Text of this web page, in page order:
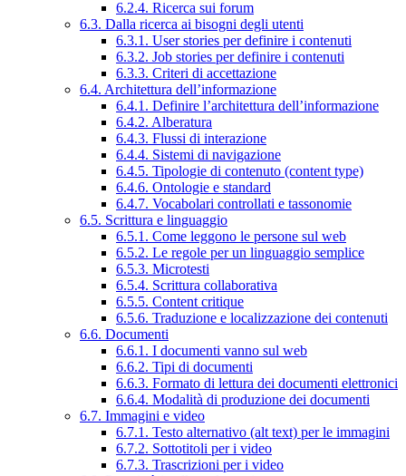
6.2.4. Ricerca sui forum
6.3. Dalla ricerca ai bisogni degli utenti
6.3.1. User stories per definire i contenuti
6.3.2. Job stories per definire i contenuti
6.3.3. Criteri di accettazione
6.4. Architettura dell’informazione
6.4.1. Definire l’architettura dell’informazione
6.4.2. Alberatura
6.4.3. Flussi di interazione
6.4.4. Sistemi di navigazione
6.4.5. Tipologie di contenuto (content type)
6.4.6. Ontologie e standard
6.4.7. Vocabolari controllati e tassonomie
6.5. Scrittura e linguaggio
6.5.1. Come leggono le persone sul web
6.5.2. Le regole per un linguaggio semplice
6.5.3. Microtesti
6.5.4. Scrittura collaborativa
6.5.5. Content critique
6.5.6. Traduzione e localizzazione dei contenuti
6.6. Documenti
6.6.1. I documenti vanno sul web
6.6.2. Tipi di documenti
6.6.3. Formato di lettura dei documenti elettronici
6.6.4. Modalità di produzione dei documenti
6.7. Immagini e video
6.7.1. Testo alternativo (alt text) per le immagini
6.7.2. Sottotitoli per i video
6.7.3. Trascrizioni per i video